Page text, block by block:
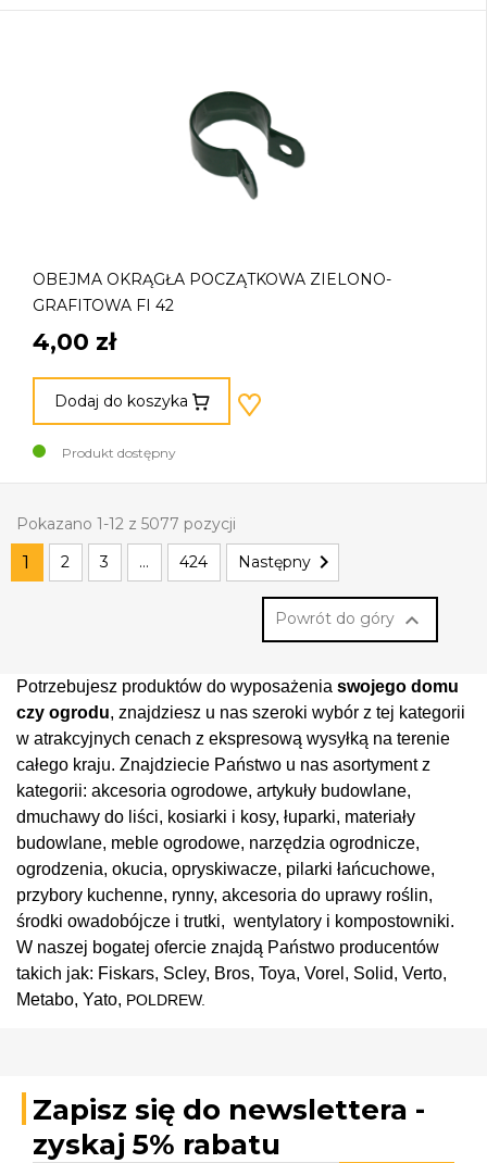
OBEJMA OKRĄGŁA POCZĄTKOWA ZIELONO-
GRAFITOWA FI 42
4,00 zł
Dodaj do koszyka
Produkt dostępny
Pokazano 1-12 z 5077 pozycji
1 2 3 … 424 Następny 
Powrót do góry 
Potrzebujesz produktów do wyposażenia swojego domu
czy ogrodu, znajdziesz u nas szeroki wybór z tej kategorii
w atrakcyjnych cenach z ekspresową wysyłką na terenie
całego kraju. Znajdziecie Państwo u nas asortyment z
kategorii: akcesoria ogrodowe, artykuły budowlane,
dmuchawy do liści, kosiarki i kosy, łuparki, materiały
budowlane, meble ogrodowe, narzędzia ogrodnicze,
ogrodzenia, okucia, opryskiwacze, pilarki łańcuchowe,
przybory kuchenne, rynny, akcesoria do uprawy roślin,
środki owadobójcze i trutki,  wentylatory i kompostowniki.
W naszej bogatej ofercie znajdą Państwo producentów
takich jak: Fiskars, Scley, Bros, Toya, Vorel, Solid, Verto,
Metabo, Yato, POLDREW.
Zapisz się do newslettera -
zyskaj 5% rabatu